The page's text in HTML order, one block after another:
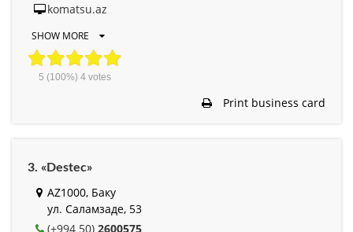
komatsu.az
SHOW MORE
5 (100%) 4 votes
Print business card
3. «Destec»
AZ1000, Баку
ул. Саламзаде, 53
(+994 50) 2600575